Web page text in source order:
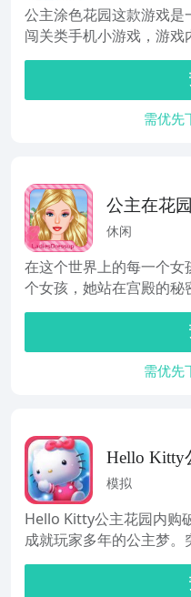
公主涂色花园这款游戏
闯关类手机小游戏，游戏
需优先
公主在花
game
休闲
在这个世界上的每一个
个女孩，她站在宫殿的秘
需优先
Hello Kitty
园
模拟
Hello Kitty公主花园内购
成就玩家多年的公主梦。